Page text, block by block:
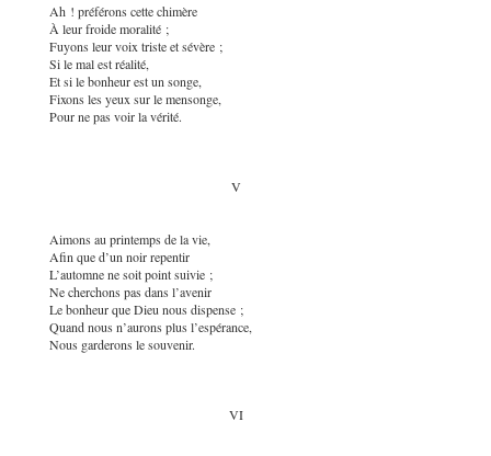
Ah ! préférons cette chimère
À leur froide moralité ;
Fuyons leur voix triste et sévère ;
Si le mal est réalité,
Et si le bonheur est un songe,
Fixons les yeux sur le mensonge,
Pour ne pas voir la vérité.
V
Aimons au printemps de la vie,
Afin que d’un noir repentir
L’automne ne soit point suivie ;
Ne cherchons pas dans l’avenir
Le bonheur que Dieu nous dispense ;
Quand nous n’aurons plus l’espérance,
Nous garderons le souvenir.
VI